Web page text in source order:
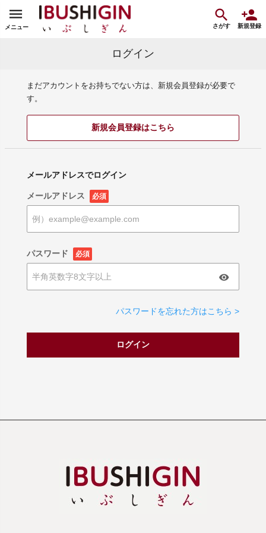
メニュー さがす 新規登録
ログイン
まだアカウントをお持ちでない方は、新規会員登録が必要で
す。
新規会員登録はこちら
メールアドレスでログイン
メールアドレス 必須
パスワード 必須
パスワードを忘れた方はこちら >
ログイン